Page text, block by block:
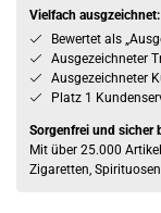
Vielfach ausgzeichnet:
Bewertet als
Ausgezeichneter
Ausgezeichneter
Platz 1
Sorgenfrei und sicher
Mit über 25.000
Zigaretten,